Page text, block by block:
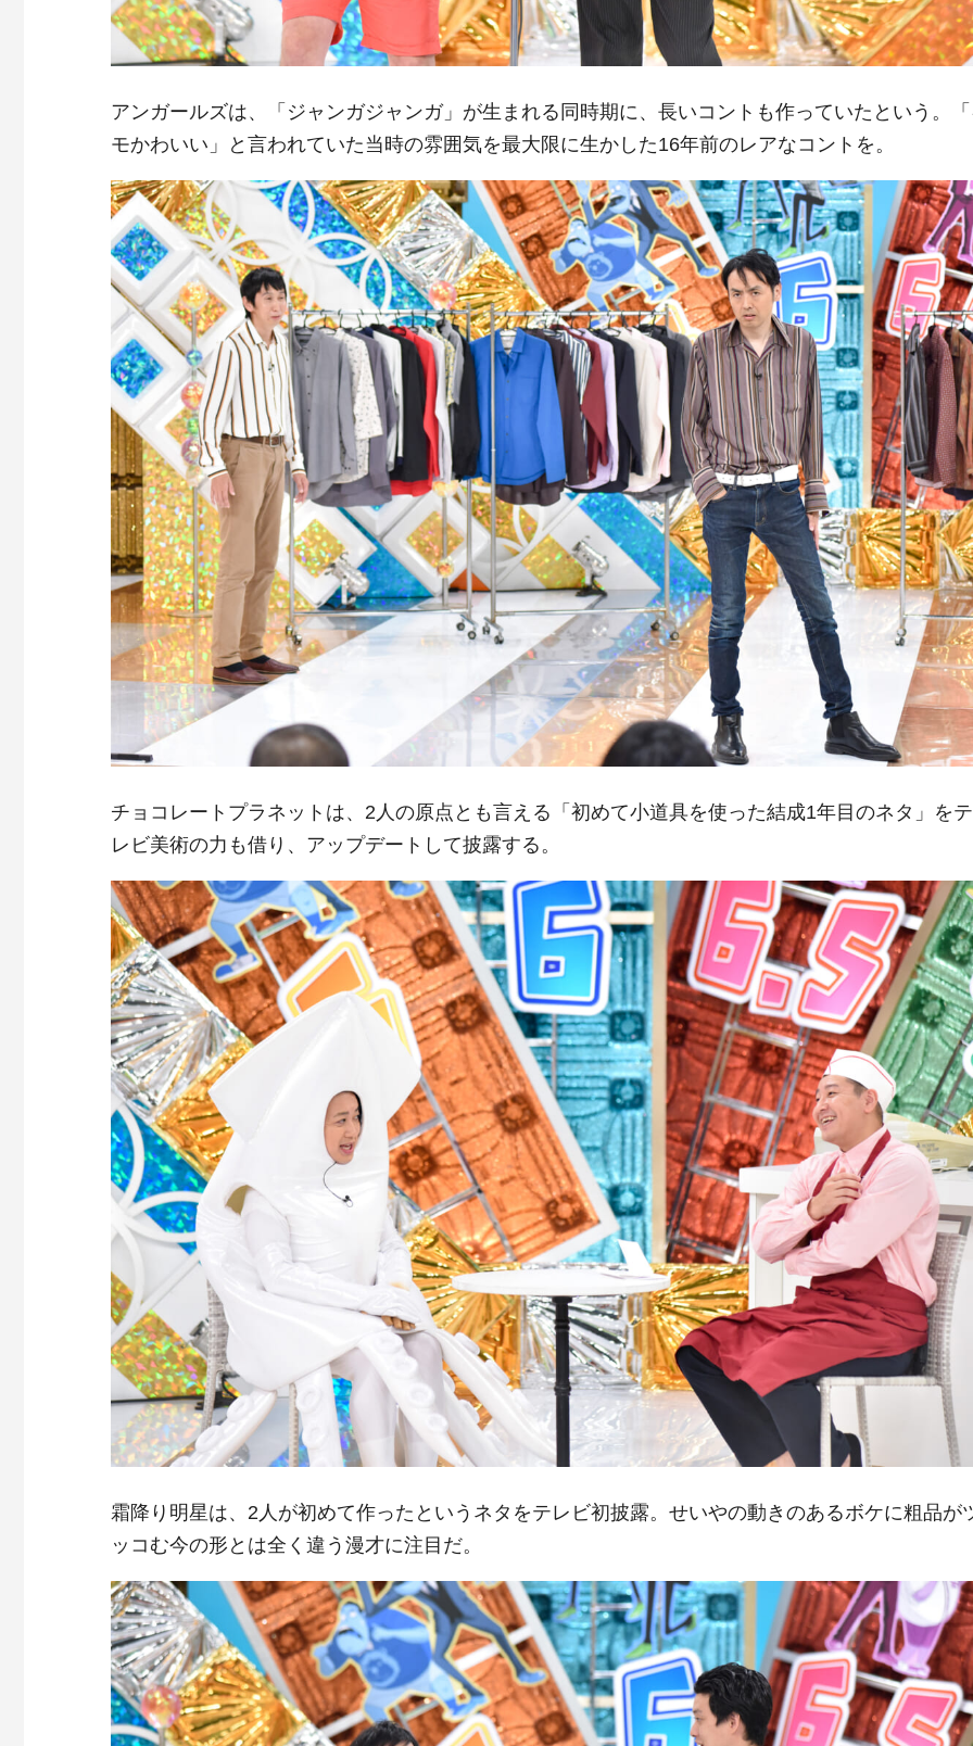
アンガールズは、「ジャンガジャンガ」が生まれる同時期に、長いコントも作っていたという。
モかわいい」と言われていた当時の雰囲気を最大限に生かした16年前のレアなコントを。
チョコレートプラネットは、2人の原点とも言える「初めて小道具を使った結成1年目のネタ」をテ
レビ美術の力も借り、アップデートして披露する。
霜降り明星は、2人が初めて作ったというネタをテレビ初披露。せいやの動きのあるボケに粗品が
ッコむ今の形とは全く違う漫才に注目だ。